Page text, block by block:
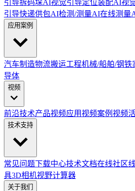
引导拆码垛AI视觉引导定位装配AI视
引导快递供包AI检测/测量AI在线测量
应用案例
汽车制造物流搬运工程机械/船舶/钢铁
导体
视频
前沿技术产品视频应用视频案例视频
技术支持
常见问题下载中心技术文档在线社区
具3D相机视野计算器
关于我们